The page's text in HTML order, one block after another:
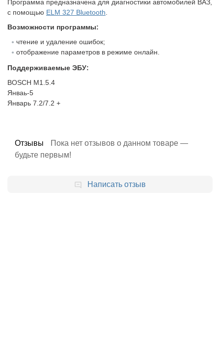
Программа предназначена для диагностики автомобилей ВАЗ,
с помощью ELM 327 Bluetooth
Возможности программы:
чтение и удаление ошибок;
отображение параметров в режиме онлайн.
Поддерживаемые ЭБУ:
BOSCH M1.5.4
Янваь-5
Январь 7.2/7.2 +
Отзывы
Пока нет отзывов о данном товаре —
будьте первым!
Написать отзыв